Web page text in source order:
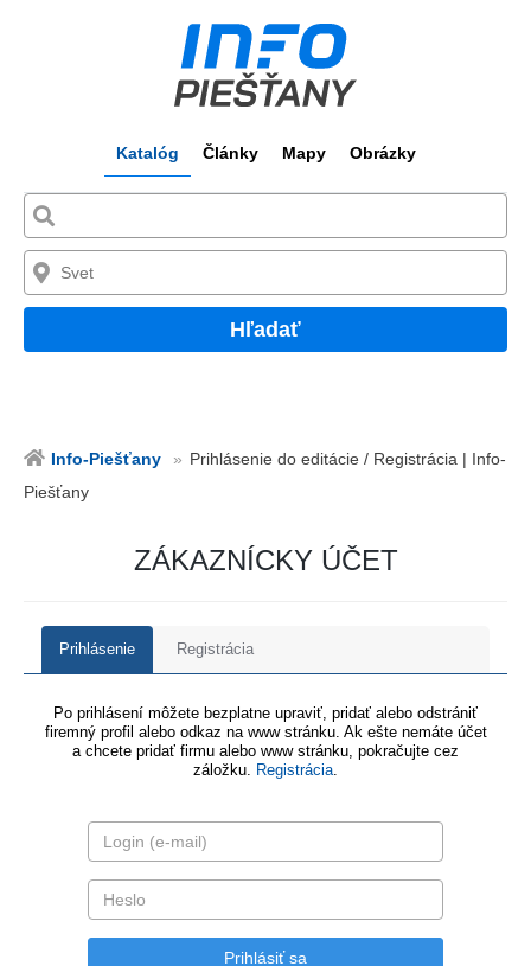
Katalóg Články Mapy Obrázky
Hľadať
Info-Piešťany
Prihlásenie do editácie / Registrácia | Info-
Piešťany
ZÁKAZNÍCKY ÚČET
Prihlásenie Registrácia
Po prihlásení môžete bezplatne upraviť, pridať alebo odstrániť
firemný profil alebo odkaz na www stránku. Ak ešte nemáte účet
a chcete pridať firmu alebo www stránku, pokračujte cez
záložku. Registrácia.